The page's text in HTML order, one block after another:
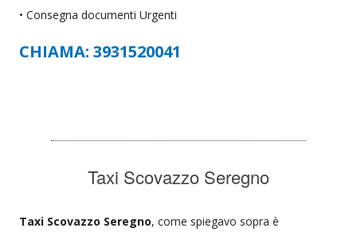
• Consegna documenti Urgenti
CHIAMA: 3931520041
Taxi Scovazzo Seregno
Taxi Scovazzo Seregno, come spiegavo sopra è